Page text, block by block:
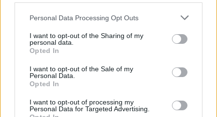
Please note that this website/app uses one or more Google
not limited to your visit or usage behaviour. You may click to
grant or deny consent to Google and its third-party tags to
use your data for below specified purposes in below Google
consent section.
Personal Data Processing Opt Outs
I want to opt-out of the Sharing of my
personal data.
Opted In
I want to opt-out of the Sale of my
Personal Data.
Opted In
I want to opt-out of processing my
Personal Data for Targeted Advertising.